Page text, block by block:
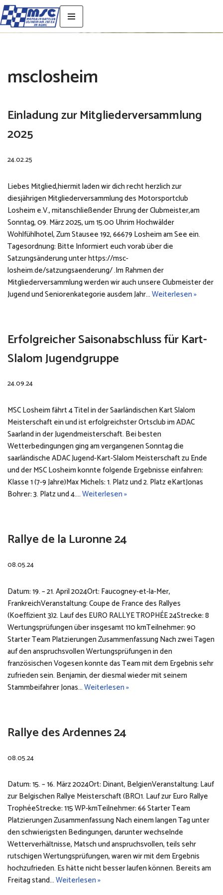
Zum
msclosheim
Einladung zur Mitgliederversammlung
2025
24.02.25
Liebes Mitglied,hiermit laden wir dich recht herzlich zur
diesjährigen Mitgliederversammlung des Motorsportclub
Losheim e.V., mitanschließender Ehrung der Clubmeister,am
Sonntag, 09. März 2025, um 15.00 Uhrim Hochwälder
Wohlfühlhotel, Zum Stausee 192, 66679 Losheim am See ein.
Tagesordnung: Bitte Informiert euch vorab über die
Satzungsänderung unter https://msc-
losheim.de/satzungsaenderung/ .Im Rahmen der
Mitgliederversammlung werden wir auch unsere Clubmeister der
Jugend und Seniorenkategorie ausdem Jahr…Weiterlesen »
Erfolgreicher Saisonabschluss für Kart-
Slalom Jugendgruppe
24.09.24
MSC Losheim fährt 4 Titel in der Saarländischen Kart Slalom
Meisterschaft ein und ist erfolgreichster Ortsclub im ADAC
Saarland in der Jugendmeisterschaft. Bei besten
Wetterbedingungen ging am vergangenen Sonntag die
saarländische ADAC Jugend-Kart-Slalom Meisterschaft zu Ende
und der MSC Losheim konnte folgende Ergebnisse einfahren:
Klasse 1 (7-9 Jahre)Max Michels: 1. Platz und 2. Platz eKartJonas
Bohrer: 3. Platz und 4.…Weiterlesen »
Rallye de la Luronne 24
08.05.24
Datum: 19. – 21. April 2024Ort: Faucogney-et-la-Mer,
FrankreichVeranstaltung: Coupe de France des Rallyes
(Koeffizient 3)2. Lauf des EURO RALLYE TROPHÉE 24Strecke: 8
Wertungsprüfungen über insgesamt 110 kmTeilnehmer: 90
Starter Team Platzierungen Zusammenfassung Nach zwei Tagen
auf den anspruchsvollen Wertungsprüfungen in den
französischen Vogesen konnte das Team mit dem Ergebnis sehr
zufrieden sein. Benjamin, der diesmal wieder mit seinem
Stammbeifahrer Jonas…Weiterlesen »
Rallye des Ardennes 24
08.05.24
Datum: 15. – 16. März 2024Ort: Dinant, BelgienVeranstaltung: Lauf
zur Belgischen Rallye Meisterschaft (BRC)1. Lauf zur Euro Rallye
TrophéeStrecke: 115 WP-kmTeilnehmer: 66 Starter Team
Platzierungen Zusammenfassung Nach einem langen Tag unter
den schwierigsten Bedingungen, darunter wechselnde
Wetterverhältnisse, Matsch und anspruchsvollen, teils sehr
rutschigen Wertungsprüfungen, waren wir mit dem Ergebnis
hochzufrieden. Es hätte nicht besser laufen können. Bereits am
Freitag stand…Weiterlesen »